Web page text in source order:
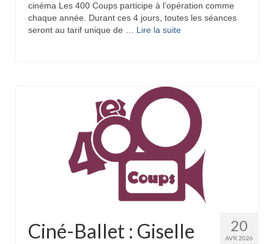
cinéma Les 400 Coups participe à l’opération comme
chaque année. Durant ces 4 jours, toutes les séances
seront au tarif unique de … Lire la suite­­
20
AVR 2026
Ciné-Ballet : Giselle